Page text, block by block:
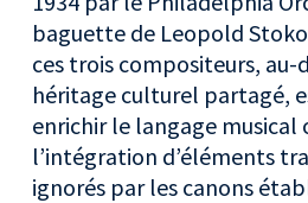
baguette de Leopold
ces trois compositeurs, au-
héritage culturel partagé,
enrichir le langage
l’intégration d’éléments
ignorés par les canons